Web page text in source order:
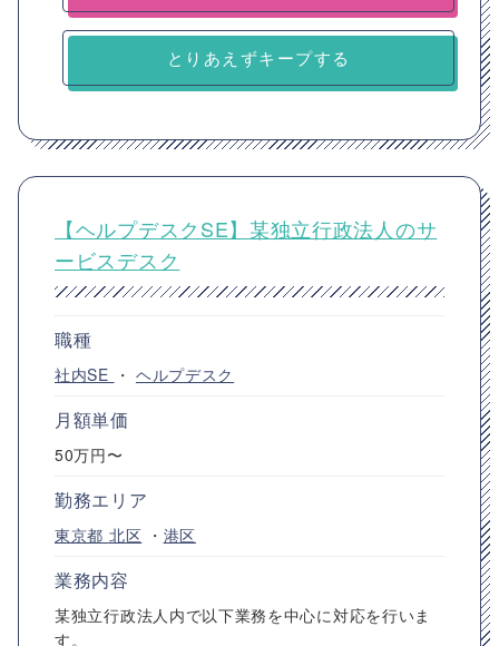
とりあえずキープする
【ヘルプデスクSE】某独立行政法人のサ
ービスデスク
職種
社内SE ・ ヘルプデスク
月額単価
50万円〜
勤務エリア
東京都 北区 ・ 港区
業務内容
某独立行政法人内で以下業務を中心に対応を行いま
す。